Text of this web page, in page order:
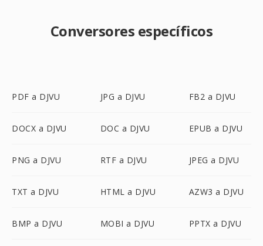
Conversores específicos
PDF a DJVU JPG a DJVU FB2 a DJVU
DOCX a DJVU DOC a DJVU EPUB a DJVU
PNG a DJVU RTF a DJVU JPEG a DJVU
TXT a DJVU HTML a DJVU AZW3 a DJVU
BMP a DJVU MOBI a DJVU PPTX a DJVU